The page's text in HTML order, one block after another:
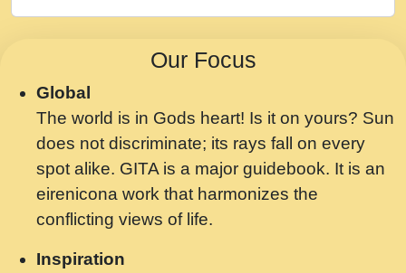
Chahe Ram Ho Chahe Shyam Ho.mp3
मझ अपन जवन बनन न आय, रठ हर क मनन न आय
Shri ravinandan shastri ji maharaj.mp3
मन अशांत मंत्र जाप - गीता प्रेरणा -Swami
Gyananand Ji Maharaj.mp3
मन बध लय परम वल कगन Special Shyam
Saawariya.mp3
Our Focus
Global
The world is in Gods heart! Is it on yours? Sun
does not discriminate; its rays fall on every
spot alike. GITA is a major guidebook. It is an
eirenicona work that harmonizes the
conflicting views of life.
Inspiration